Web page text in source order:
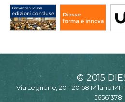
© 2015
Via Legnone, 20 - 20158 Milano MI
56561378